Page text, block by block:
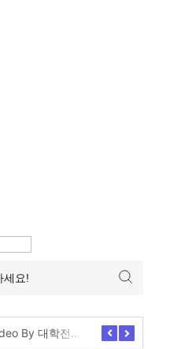
Video By 대학전쟁 시즌 3 전편 공개 완료!